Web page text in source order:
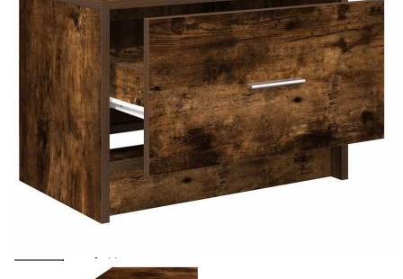
Предоставената таблица е с информационна цел.
Добавете продукта в количката си с бутона "Добави в
количката" и при поръчка ще можете да изберете броя
вноски на кредита.
Предоставената таблица е с информационна цел.
Добавете продукта в количката си с бутона "Добави в
количката" и при поръчка ще можете да изберете броя
вноски на кредита.
Предоставената таблица е с информационна цел.
Добавете продукта в количката си с бутона "Добави в